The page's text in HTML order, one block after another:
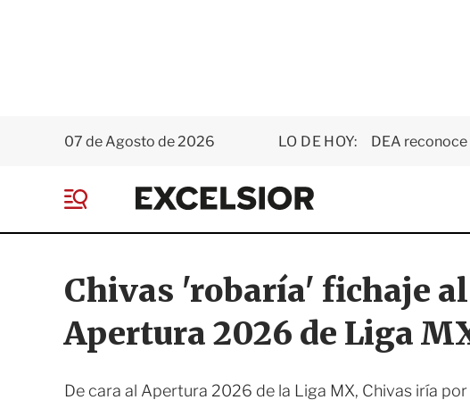
07 de Agosto de 2026 LO DE HOY: DEA
E
x
e
r
e
Chivas 'robaría' fichaje
Apertura 2026 de Liga
De cara al Apertura 2026 de la Liga MX, Chivas iría